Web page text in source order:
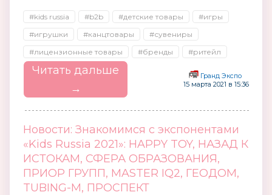
#kids russia #b2b #детские товары
#игры
#игрушки
#канцтовары
#сувениры
#лицензионные товары
#бренды #ритейл
Читать дальше
→
Гранд Экспо
15 марта 2021 в 15:36
Новости: Знакомимся с экспонентами
«Kids Russia 2021»: HAPPY TOY, НАЗАД К
ИСТОКАМ, СФЕРА ОБРАЗОВАНИЯ,
ПРИОР ГРУПП, MASTER IQ2, ГЕОДОМ,
TUBING-M, ПРОСПЕКТ